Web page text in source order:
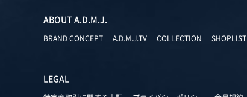
ABOUT A.D.M.J.
BRAND CONCEPT A.D.M.J.TV COLLECTION SHOPLIST
LEGAL